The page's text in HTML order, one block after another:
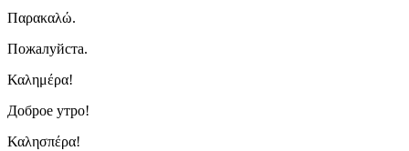
Παρακαλώ.
Пожалуйста.
Καλημέρα!
Доброе утро!
Καλησπέρα!